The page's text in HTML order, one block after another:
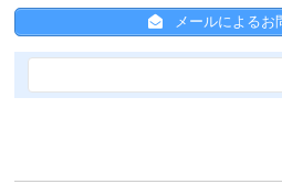
ひと箱割について
ひかりちゃんシールについて
ひと箱割について
スキンケア全般について
メールによるお